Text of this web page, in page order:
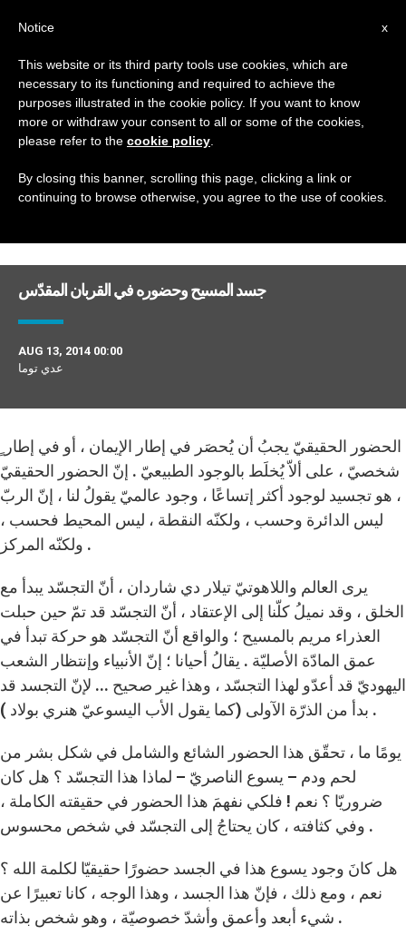
DAY
August 13th, 2014
DERNIÈRES NOUVELLES
جسد المسيح وحضوره في القربان المقدّس
AUG 13, 2014 00:00
عدي توما
الحضور الحقيقيّ يجبُ أن يُحصَر في إطار الإيمان ، أو في إطار ٍ
شخصيّ ، على ألاّ يُخلَط بالوجود الطبيعيّ . إنّ الحضور الحقيقيّ
، هو تجسيد لوجود أكثر إتساعًا ، وجود عالميّ يقولُ لنا ، إنّ الربّ
ليس الدائرة وحسب ، ولكنّه النقطة ، ليس المحيط فحسب ،
ولكنّه المركز .
يرى العالم واللاهوتيّ تيلار دي شاردان ، أنّ التجسّد يبدأ مع
الخلق ، وقد نميلُ كلّنا إلى الإعتقاد ، أنّ التجسّد قد تمّ حين حبلت
العذراء مريم بالمسيح ؛ والواقع أنّ التجسّد هو حركة تبدأ في
عمق المادّة الأصليّة . يقالُ أحيانا ؛ إنّ الأنبياء وإنتظار الشعب
اليهوديّ قد أعدّو لهذا التجسّد ، وهذا غير صحيح ... لإنّ التجسد قد
بدأ من الذرّة الآولى (كما يقول الأب اليسوعيّ هنري بولاد ) .
يومًا ما ، تحقّق هذا الحضور الشائع والشامل في شكل بشر من
لحم ودم – يسوع الناصريّ – لماذا هذا التجسّد ؟ هل كان
ضروريّا ؟ نعم ! فلكي نفهمَ هذا الحضور في حقيقته الكاملة ،
وفي كثافته ، كان يحتاجُ إلى التجسّد في شخص محسوس .
هل كانَ وجود يسوع هذا في الجسد حضورًا حقيقيّا لكلمة الله ؟
نعم ، ومع ذلك ، فإنّ هذا الجسد ، وهذا الوجه ، كانا تعبيرًا عن
شيء أبعد وأعمق وأشدّ خصوصيّة ، وهو شخص بذاته .
x
Notice
This website or its third party tools use cookies, which are
necessary to its functioning and required to achieve the
purposes illustrated in the cookie policy. If you want to know
more or withdraw your consent to all or some of the cookies,
please refer to the cookie policy
By closing this banner, scrolling this page, clicking a link or
continuing to browse otherwise, you agree to the use of cookies.